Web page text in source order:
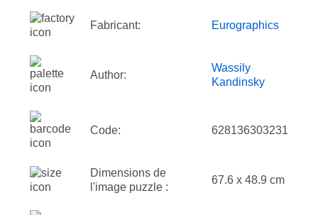
Fabricant: Eurographics
Author:
Wassily
Kandinsky
Code: 628136303231
Dimensions de
l'image puzzle :
67.6 x 48.9 cm